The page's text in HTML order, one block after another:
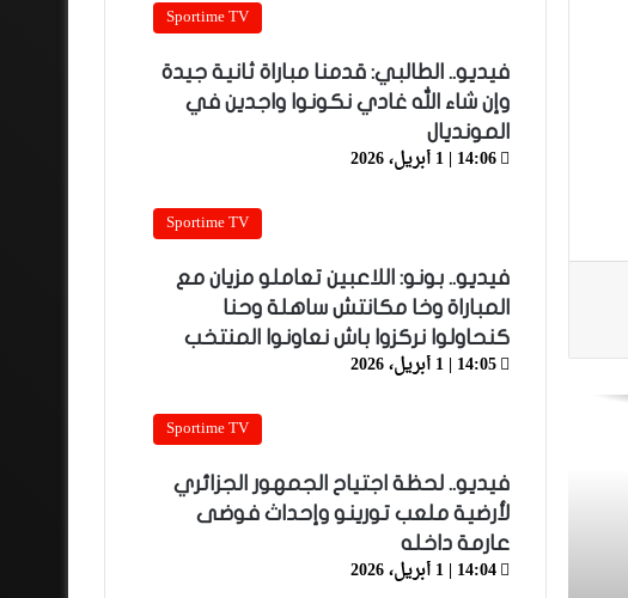
Sportime TV
فيديو.. الطالبي: قدمنا مباراة ثانية جيدة
وإن شاء الله غادي نكونوا واجدين في
المونديال
14:06 | 1 أبريل، 2026
Sportime TV
فيديو.. بونو: اللاعبين تعاملو مزيان مع
المباراة وخا مكانتش ساهلة وحنا
كنحاولوا نركزوا باش نعاونوا المنتخب
14:05 | 1 أبريل، 2026
Sportime TV
فيديو.. لحظة اجتياح الجمهور الجزائري
لأرضية ملعب تورينو وإحداث فوضى
عارمة داخله
14:04 | 1 أبريل، 2026